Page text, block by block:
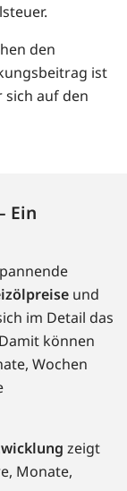
den
ist
sich auf den
Ein
und
im Detail das
können
Wochen
zeigt
Monate,